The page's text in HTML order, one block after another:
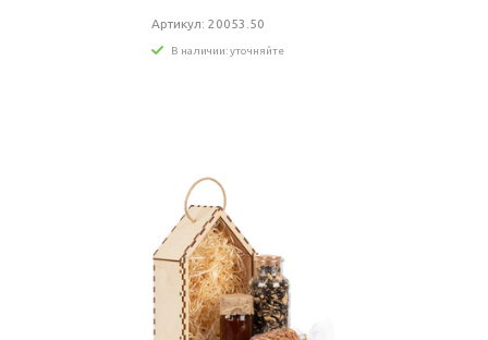
Артикул: 20053.50
В наличии: уточняйте